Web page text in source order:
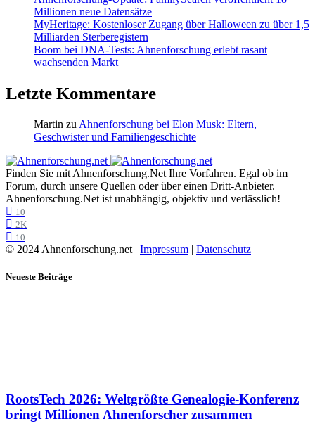
Millionen neue Datensätze
MyHeritage: Kostenloser Zugang über Halloween zu über 1,5
Milliarden Sterberegistern
Boom bei DNA-Tests: Ahnenforschung erlebt rasant
wachsenden Markt
Letzte Kommentare
Martin zu Ahnenforschung bei Elon Musk: Eltern,
Geschwister und Familiengeschichte
Finden Sie mit Ahnenforschung.Net Ihre Vorfahren. Egal ob im
Forum, durch unsere Quellen oder über einen Dritt-Anbieter.
Ahnenforschung.Net ist unabhängig, objektiv und verlässlich!
10
2K
10
© 2024 Ahnenforschung.net | Impressum | Datenschutz
Neueste Beiträge
RootsTech 2026: Weltgrößte Genealogie-Konferenz
bringt Millionen Ahnenforscher zusammen